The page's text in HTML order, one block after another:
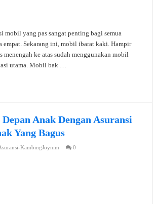
mobil yang pas sangat penting bagi semua
empat. Sekarang ini, mobil ibarat kaki. Hampir
menengah ke atas sudah menggunakan mobil
utama. Mobil bak …
Anak Dengan Asuransi
Yang Bagus
KambingJoynim 0